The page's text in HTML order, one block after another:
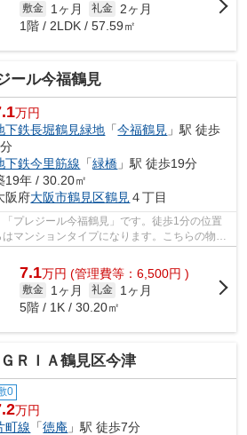
敷金 1ヶ月 礼金
2ヶ月
1階 / 2LDK / 57.59㎡
ール今福鶴見
万円
下鉄長堀鶴見緑地 「今福鶴見 」駅 徒歩
下鉄今里筋線 「緑橋 」駅 徒歩19分
19年 / 30.20㎡
阪府大阪市鶴見区鶴見 ４丁目
プレジール今福鶴見」です。徒歩1分の位置
マンションタイプになります。こちらの物件
るだけ早...
7.1万円 (管理費等：6,500円 )
敷金 1ヶ月 礼金
1ヶ月
5階 / 1K / 30.20㎡
ＲＩＡ鶴見区今津
0
万円
町線 「徳庵 」駅 徒歩7分